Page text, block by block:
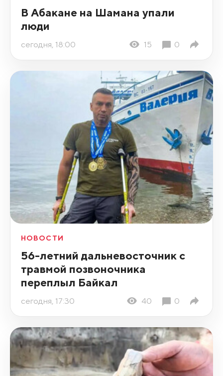
В Абакане на Шамана упали
люди
сегодня, 18:00 15 0
НОВОСТИ
56-летний дальневосточник с
травмой позвоночника
переплыл Байкал
сегодня, 17:30 40 0